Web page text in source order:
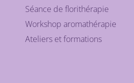
Séance de florithérapie
Workshop aromathérapie
Ateliers et formations